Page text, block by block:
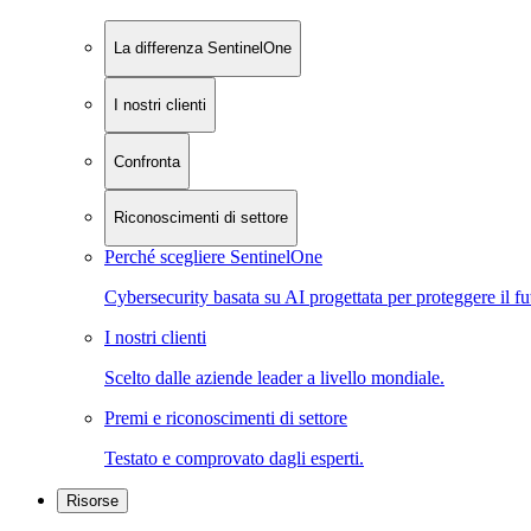
La differenza SentinelOne
I nostri clienti
Confronta
Riconoscimenti di settore
Perché scegliere SentinelOne
Cybersecurity basata su AI progettata per proteggere il
I nostri clienti
Scelto dalle aziende leader a livello mondiale.
Premi e riconoscimenti di settore
Testato e comprovato dagli esperti.
Risorse